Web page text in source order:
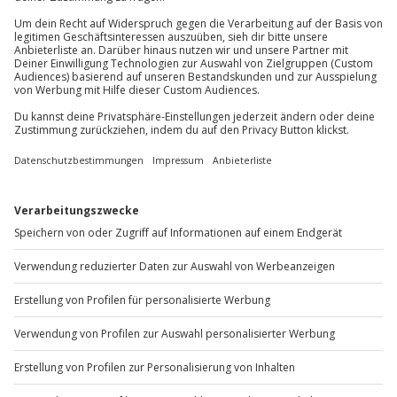
außer an bundesweiten Feiertagen:
Mo-Fr: 8-20 Uhr | Sa: 10-16 Uhr
Du möchtest als Firma bestellen?
Sichere Dir attraktive Firmenkunden Vorteile.
Mo-Fr: 9-17 Uhr
b2b@jochen-schweizer.de
www.b2b.jochen-schweizer.de/
Artikelnummer: 13473